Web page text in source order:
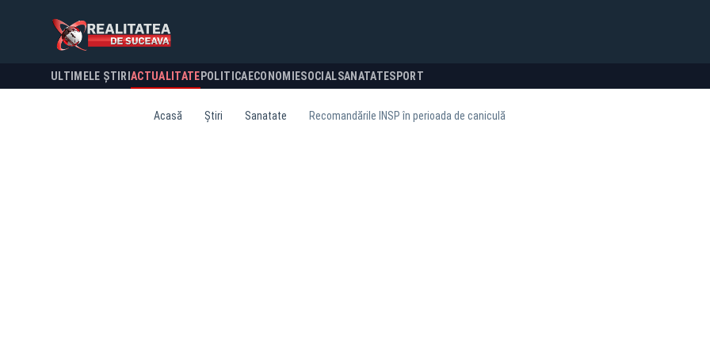
ULTIMELE ȘTIRI ACTUALITATE POLITICA ECONOMIESOCIALSANATATESPORT
Acasă Știri Sanatate Recomandările INSP în perioada de caniculă